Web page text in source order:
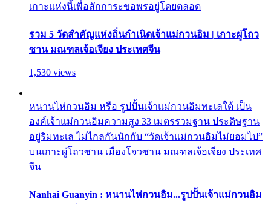
เกาะแห่งนี้เพื่อสักการะขอพรอยู่โดยตลอด
รวม 5 วัดสำคัญแห่งถิ่นกำเนิดเจ้าแม่กวนอิม | เกาะผู่โถว
ซาน มณฑลเจ้อเจียง ประเทศจีน
1,530 views
หนานไห่กวนอิม หรือ รูปปั้นเจ้าแม่กวนอิมทะเลใต้ เป็น
องค์เจ้าแม่กวนอิมความสูง 33 เมตรรวมฐาน ประดิษฐาน
อยู่ริมทะเล ไม่ไกลกันนักกับ “วัดเจ้าแม่กวนอิมไม่ยอมไป”
บนเกาะผู่โถวซาน เมืองโจวซาน มณฑลเจ้อเจียง ประเทศ
จีน
Nanhai Guanyin : หนานไห่กวนอิม...รูปปั้นเจ้าแม่กวนอิม